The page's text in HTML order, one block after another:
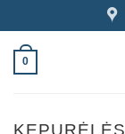
to
content
0
KEPURĖLĖS